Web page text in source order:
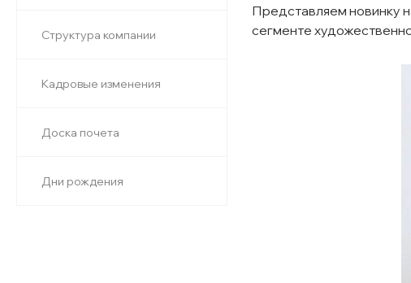
Структура компании
Кадровые изменения
Доска почета
Дни рождения
Представляем новинку
сегменте